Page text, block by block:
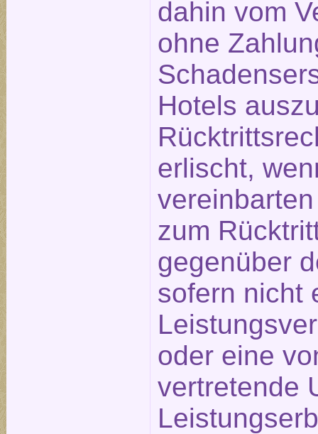
dahin vom
ohne
Hotels
erlischt,
zum
gegenüber
sofern nicht
oder eine
vertretende